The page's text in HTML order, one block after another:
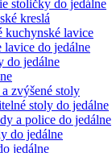
stoličky do jedálne
kreslá
kuchynské lavice
lavice do jedálne
do jedálne
zvýšené stoly
stoly do jedálne
a police do jedálne
do jedálne
jedálne